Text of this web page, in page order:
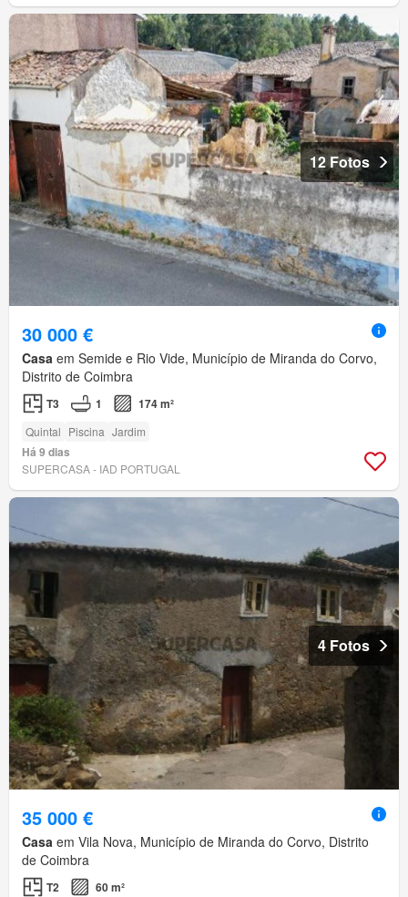
12 Fotos
30 000 €
Casa em Semide e Rio Vide, Município de Miranda do Corvo,
Distrito de Coimbra
T3 1 174 m²
Quintal Piscina Jardim
Há 9 dias
SUPERCASA - IAD PORTUGAL
4 Fotos
35 000 €
Casa em Vila Nova, Município de Miranda do Corvo, Distrito
de Coimbra
T2 60 m²